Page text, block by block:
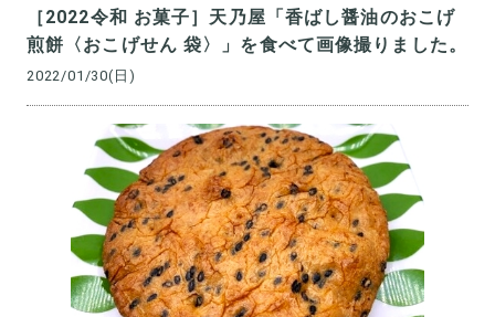
［2022令和 お菓子］天乃屋「香ばし醤油のおこげ
煎餅〈おこげせん 袋〉」を食べて画像撮りました。
2022/01/30(日)